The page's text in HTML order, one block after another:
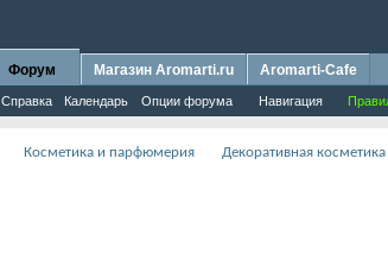
Форум
Справка Календарь Опции форума Навигация
Магазин Aromarti.ru Aromarti-Cafe
Косметика и парфюмерия Декоративная косметика